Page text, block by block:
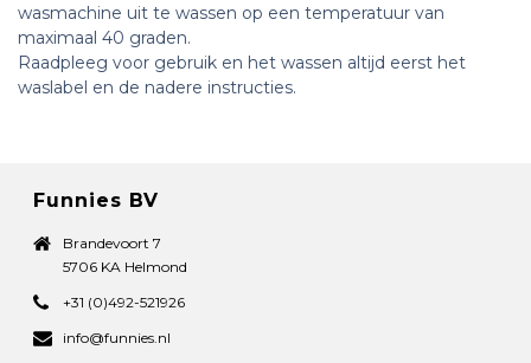
wasmachine uit te wassen op een temperatuur van
maximaal 40 graden.
Raadpleeg voor gebruik en het wassen altijd eerst het
waslabel en de nadere instructies.
Funnies BV
Brandevoort 7
5706 KA Helmond
+31 (0)492-521926
info@funnies.nl